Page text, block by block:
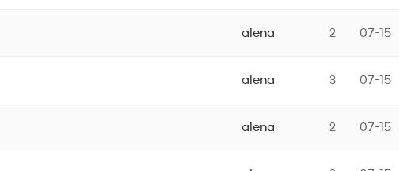
alena 2 07-15
alena 3 07-15
alena 2 07-15